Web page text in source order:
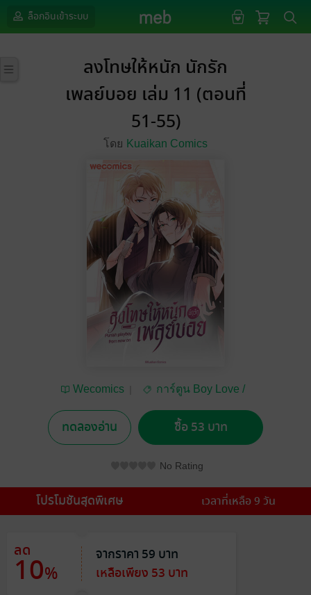
ล็อกอินเข้าระบบ
ลงโทษให้หนัก นักรัก
เพลย์บอย เล่ม 11 (ตอนที่
51-55)
โดย Kuaikan Comics
Wecomics
การ์ตูน Boy Love /
ทดลองอ่าน ซื้อ 53 บาท
No Rating
โปรโมชันสุดพิเศษ เวลาที่เหลือ 9 วัน
ลด
10%
จากราคา 59 บาท
เหลือเพียง 53 บาท